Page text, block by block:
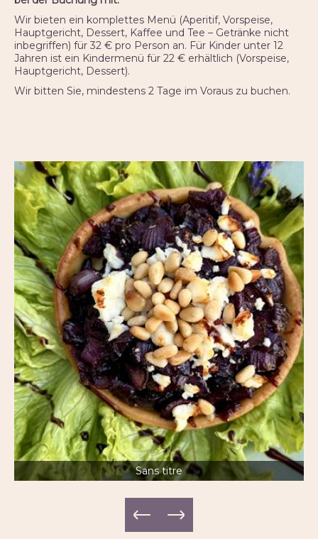
Wir bieten ein komplettes Menü (Aperitif, Vorspeise,
Hauptgericht, Dessert, Kaffee und Tee – Getränke nicht
inbegriffen) für 32 € pro Person an. Für Kinder unter 12
Jahren ist ein Kindermenü für 22 € erhältlich (Vorspeise,
Hauptgericht, Dessert).
Wir bitten Sie, mindestens 2 Tage im Voraus zu buchen.
Sans titre